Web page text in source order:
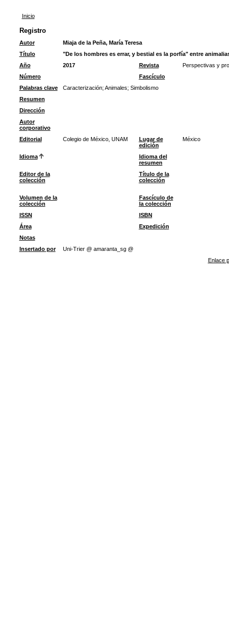
Inicio
Registro
Autor
Miaja de la Peña, María Teresa
Título
"De los hombres es errar, y bestial es la porfía" entre
Año
2017 Revista
Perspectivas y
Número
Fascículo
Palabras clave
Caracterización; Animales; Simbolismo
Resumen
Dirección
Autor
corporativo
Editorial
Colegio de México, UNAM
Lugar de
edición
México
Idioma
Idioma del
resumen
Editor de la
colección
Título de la
colección
Volumen de la
colección
Fascículo de
la colección
ISSN
ISBN
Área
Expedición
Notas
Insertado por
Uni-Trier @ amaranta_sg @
Enlace